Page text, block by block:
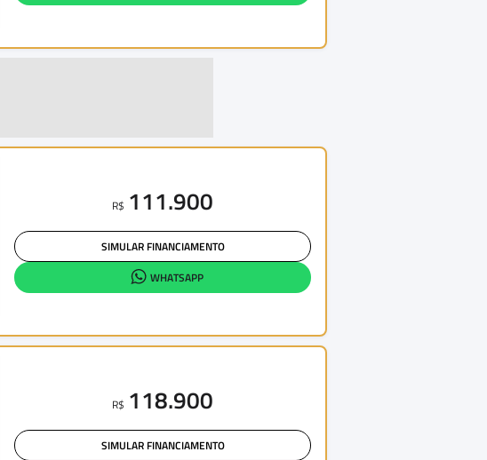
R$ 111.900
SIMULAR FINANCIAMENTO
WHATSAPP
R$ 118.900
SIMULAR FINANCIAMENTO